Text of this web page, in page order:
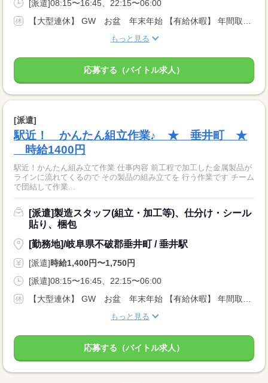
[派遣]08:15〜16:45、22:15〜06:00
【大型連休】 GW お盆 年末年始 【有給休暇】 年間取得日数10日 ※派遣先企業のカレンダーあります
もっと見る
応募する（バイトル求人）
[派遣]
駅近！ かんたん組立作業♪ ★ 垂井町 ★
時給1400円
駅近！かんたん組み立て作業 仕事内容 前工程で加工した金属製品が
ラインに流れてくるので その製品の組み立てを 行う作業です チーム
で団結して作業...
[派遣]製造スタッフ(組立・加工等)、仕分け・シール
貼り、梱包
[勤務地]/岐阜県不破郡垂井町 / 垂井駅
[派遣]時給1,400円〜1,750円
[派遣]08:15〜16:45、22:15〜06:00
【大型連休】 GW お盆 年末年始 【有給休暇】 年間取得日数10日 ※派遣先企業のカレンダーあります
もっと見る
応募する（バイトル求人）